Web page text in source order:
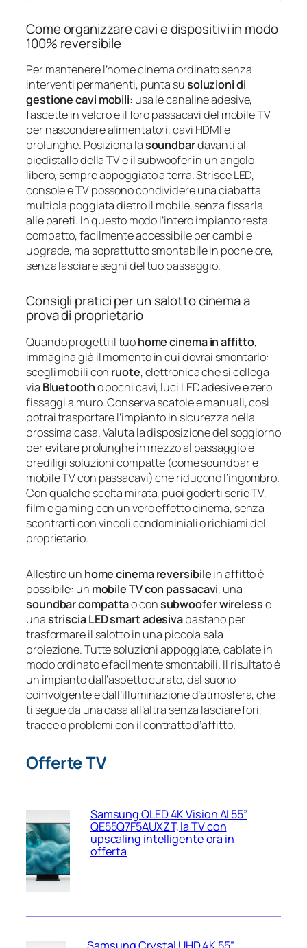
Come organizzare cavi e dispositivi in modo
100% reversibile
Per mantenere l’home cinema ordinato senza
interventi permanenti, punta susoluzioni di
gestione cavi mobili: usa le canaline adesive,
fascette in velcro e il foro passacavi del mobile TV
per nascondere alimentatori, cavi HDMI e
prolunghe. Posiziona lasoundbardavanti al
piedistallo della TV e il subwoofer in un angolo
libero, sempre appoggiato a terra. Strisce LED,
console e TV possono condividere una ciabatta
multipla poggiata dietro il mobile, senza fissarla
alle pareti. In questo modo l’intero impianto resta
compatto, facilmente accessibile per cambi e
upgrade, ma soprattutto smontabile in poche ore,
senza lasciare segni del tuo passaggio.
Consigli pratici per un salotto cinema a
prova di proprietario
Quando progetti il tuohome cinema in affitto,
immagina già il momento in cui dovrai smontarlo:
scegli mobili con ruote, elettronica che si collega
via Bluetootho pochi cavi, luci LED adesive e zero
fissaggi a muro. Conserva scatole e manuali, così
potrai trasportare l’impianto in sicurezza nella
prossima casa. Valuta la disposizione del soggiorno
per evitare prolunghe in mezzo al passaggio e
prediligi soluzioni compatte (come soundbar e
mobile TV con passacavi) che riducono l’ingombro.
Con qualche scelta mirata, puoi goderti serie TV,
film e gaming con un vero effetto cinema, senza
scontrarti con vincoli condominiali o richiami del
proprietario.
Allestire un home cinema reversibilein affitto è
possibile: un mobile TV con passacavi, una
soundbar compattao consubwoofer wirelesse
unastriscia LED smart adesivabastano per
trasformare il salotto in una piccola sala
proiezione. Tutte soluzioni appoggiate, cablate in
modo ordinato e facilmente smontabili. Il risultato è
un impianto dall’aspetto curato, dal suono
coinvolgente e dall’illuminazione d’atmosfera, che
ti segue da una casa all’altra senza lasciare fori,
tracce o problemi con il contratto d’affitto.
Offerte TV
Samsung QLED 4K Vision AI 55”
QE55Q7F5AUXZT, la TV con
upscaling intelligente ora in
offerta